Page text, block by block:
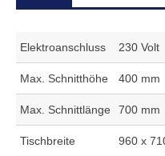
Elektroanschluss 230 Volt
Max. Schnitthöhe 400 mm
Max. Schnittlänge 700 mm
Tischbreite 960 x